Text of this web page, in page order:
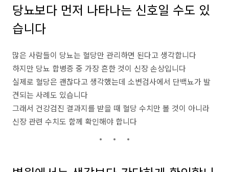
당뇨보다 먼저 나타나는 신호일 수도 있
습니다
많은 사람들이 당뇨는 혈당만 관리하면 된다고 생각합니다
하지만 당뇨 합병증 중 가장 흔한 것이 신장 손상입니다
실제로 혈당은 괜찮다고 생각했는데 소변검사에서 단백뇨가 발
견되는 사례도 있습니다
그래서 건강검진 결과지를 받을 때 혈당 수치만 볼 것이 아니라
신장 관련 수치도 함께 확인해야 합니다